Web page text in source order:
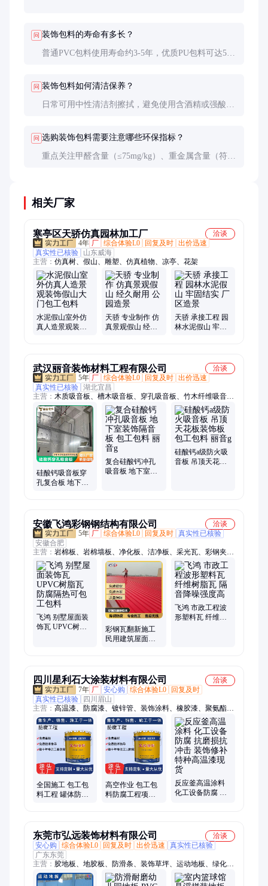
问 装饰包料的寿命有多长？
普通PVC包料使用寿命约3-5年，优质PU包料可达5-8
问 装饰包料如何清洁保养？
日常可用中性清洁剂擦拭，避免使用含酒精或强酸碱
问 选购装饰包料需要注意哪些环保指标？
重点关注甲醛含量（≤75mg/kg）、重金属含量（符合
相关厂家
寒亭区天骄仿真园林加工厂
洽谈
4年 厂 综合体验L0 回复及时 出价迅速
真实性已核验
山东威海
主营： 仿真树、假山、雕塑、仿真植物、凉亭、花架
水泥假山室外仿
真人造景观装饰
天骄 专业制作 仿
真景观假山 经久
天骄 承接工程 园
林水泥假山 牢固
武汉丽音装饰材料工程有限公司
洽谈
5年 厂 综合体验L0 回复及时 出价迅速
真实性已核验 湖北宜昌
主营： 木质吸音板、槽木吸音板、穿孔吸音板、竹木纤维吸音
板、陶铝吸音板、聚酯纤维吸音板、软包吸音板、微孔吸音板、
木丝吸音板、机房吸音板、建筑隔音板、吸音棉、无机纤维喷涂
硅酸钙吸音板穿
孔复合板 地下室
复合硅酸钙冲孔
吸音板 地下室装
硅酸钙a级防火吸
音板 吊顶天花板
安徽飞鸿彩钢钢结构有限公司
洽谈
5年 厂 综合体验L0 回复及时 真实性已核验
安徽合肥
主营： 岩棉板、岩棉墙板、净化板、洁净板、采光瓦、彩钢夹芯
板、彩钢围挡、施工围挡、小草围挡、彩钢翻新施工、彩钢瓦、
活动板房、树脂瓦、硅岩板、烘道板、铝镁锰板、岩棉顶板、道
路围挡、泡沫夹芯板、彩钢车棚、钢结构厂房、钢结构施工、彩
钢
飞鸿 别墅屋面装
饰瓦 UPVC树脂
彩钢瓦翻新施工
民用建筑屋面瓦
飞鸿 市政工程波
形塑料瓦 纤维树
四川星利石大涂装材料有限公司
洽谈
7年 厂 安心购 综合体验L0
回复及时
真实性已核验
四川眉山
主营： 高温漆、防腐漆、镀锌管、装饰涂料、橡胶漆、聚氨酯、
聚乙烯、镀锌板、氟碳漆、地坪面漆、高温涂料、橡胶涂料、防
腐油漆、防霉涂料、富锌底漆、地坪涂料、环氧地坪、封闭底
漆、防腐底漆、氟碳面漆、环氧富锌、罩光清漆、防腐面漆、氯
化橡胶、建筑塔体
全国施工 包工包
料工程 罐体防腐
高空作业 包工包
料防腐工程项目
反应釜高温涂料
化工设备防腐 抗
东莞市弘远装饰材料有限公司
洽谈
安心购
综合体验L0 回复及时 出价迅速
真实性已核验
广东东莞
主营： 胶地板、地胶板、防滑条、装饰草坪、运动地板、绿化草
坪、卷材地板、石塑地板、塑料地板、定制地板、工业地板、医